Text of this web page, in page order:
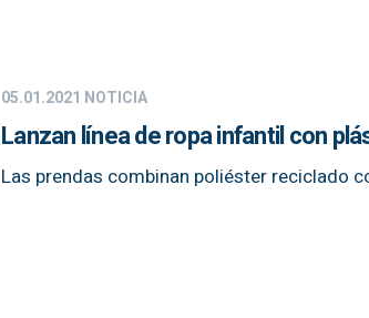
05.01.2021 NOTICIA
Lanzan línea de ropa infantil con
Las prendas combinan poliéster reciclado